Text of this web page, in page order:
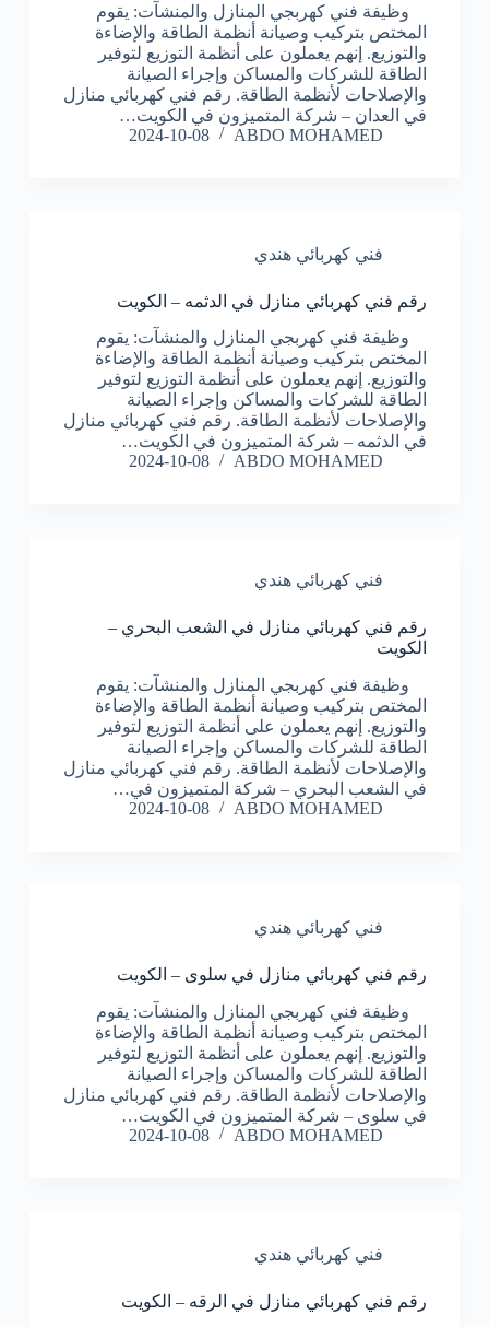
وظيفة فني كهربجي المنازل والمنشآت: يقوم
المختص بتركيب وصيانة أنظمة الطاقة والإضاءة
والتوزيع. إنهم يعملون على أنظمة التوزيع لتوفير
الطاقة للشركات والمساكن وإجراء الصيانة
والإصلاحات لأنظمة الطاقة. رقم فني كهربائي منازل
في العدان – شركة المتميزون في الكويت…
ABDO MOHAMED
2024-10-08
فني كهربائي هندي
رقم فني كهربائي منازل في الدثمه – الكويت
وظيفة فني كهربجي المنازل والمنشآت: يقوم
المختص بتركيب وصيانة أنظمة الطاقة والإضاءة
والتوزيع. إنهم يعملون على أنظمة التوزيع لتوفير
الطاقة للشركات والمساكن وإجراء الصيانة
والإصلاحات لأنظمة الطاقة. رقم فني كهربائي منازل
في الدثمه – شركة المتميزون في الكويت…
ABDO MOHAMED
2024-10-08
فني كهربائي هندي
رقم فني كهربائي منازل في الشعب البحري –
الكويت
وظيفة فني كهربجي المنازل والمنشآت: يقوم
المختص بتركيب وصيانة أنظمة الطاقة والإضاءة
والتوزيع. إنهم يعملون على أنظمة التوزيع لتوفير
الطاقة للشركات والمساكن وإجراء الصيانة
والإصلاحات لأنظمة الطاقة. رقم فني كهربائي منازل
في الشعب البحري – شركة المتميزون في…
ABDO MOHAMED
2024-10-08
فني كهربائي هندي
رقم فني كهربائي منازل في سلوى – الكويت
وظيفة فني كهربجي المنازل والمنشآت: يقوم
المختص بتركيب وصيانة أنظمة الطاقة والإضاءة
والتوزيع. إنهم يعملون على أنظمة التوزيع لتوفير
الطاقة للشركات والمساكن وإجراء الصيانة
والإصلاحات لأنظمة الطاقة. رقم فني كهربائي منازل
في سلوى – شركة المتميزون في الكويت…
ABDO MOHAMED
2024-10-08
فني كهربائي هندي
رقم فني كهربائي منازل في الرقه – الكويت